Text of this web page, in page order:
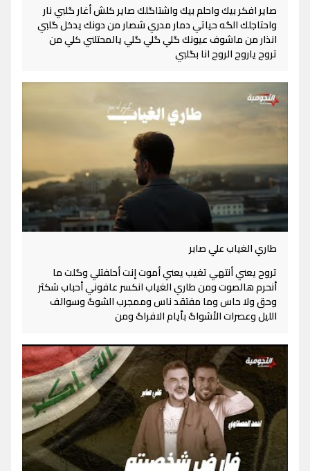
صاير افكر بيك واحلم بيك واشتاگلك صاير كلش أغار گلبي نار
واحتاجلك الگه حياتي دمار مدري شصار من دونك يدخل گلبي
انذار من ماشوف عيونك گلي گلي گلي يالمحتلني كلي من
تروح ياروح الروح انا بگلبي
طاري الغياب علي صابر
تروح يعني أنتهي تغيب يعني أموت إنت أحلفتلي وگلت ما
أنحرم هالصوت ومن طاري الغياب انكسر عافوني أحباب شكثر
وحق ولا حاس وما مفتقد ناس وممجرب الشوگ وسوالف
الليل وعصرات الأشواگ بأيام الافراگ ومن